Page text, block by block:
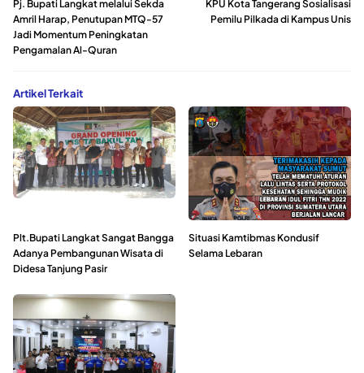
Pj. Bupati Langkat melalui Sekda
Amril Harap, Penutupan MTQ-57
Jadi Momentum Peningkatan
Pengamalan Al-Quran
KPU Kota Tangerang Sosialisasi
Pemilu Pilkada di Kampus Unis
Artikel Terkait
Plt.Bupati Langkat Sangat Bangga
Adanya Pembangunan Wisata di
Didesa Tanjung Pasir
Situasi Kamtibmas Kondusif
Selama Lebaran